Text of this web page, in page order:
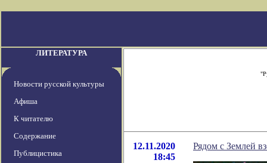
ЛИТЕРАТУРА
Новости русской культуры
Афиша
К читателю
Содержание
Публицистика
12.11.2020
18:45
Рядом с Землей